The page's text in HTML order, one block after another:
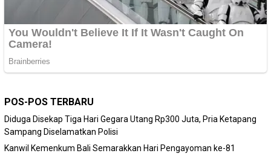
POS-POS TERBARU
Diduga Disekap Tiga Hari Gegara Utang Rp300 Juta, Pria Ketapang
Sampang Diselamatkan Polisi
Kanwil Kemenkum Bali Semarakkan Hari Pengayoman ke-81